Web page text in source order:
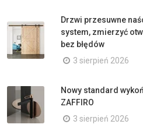
Drzwi przesuwne
system, zmierzyć
bez błędów
3 sierpień 2026
Nowy standard
ZAFFIRO
3 sierpień 2026